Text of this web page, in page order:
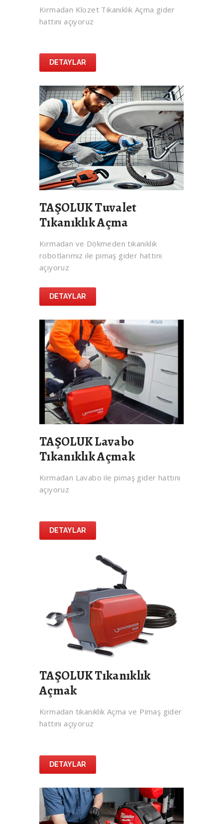
Kırmadan Klozet Tıkanıklık Açma gider
hattını açıyoruz
DETAYLAR
TAŞOLUK Tuvalet
Tıkanıklık Açma
Kırmadan ve Dökmeden tıkanıklık
robotlarımız ile pimaş gider hattını
açıyoruz
DETAYLAR
TAŞOLUK Lavabo
Tıkanıklık Açmak
Kırmadan Lavabo ile pimaş gider hattını
açıyoruz
DETAYLAR
TAŞOLUK Tıkanıklık
Açmak
Kırmadan tıkanıklık Açma ve Pimaş gider
hattını açıyoruz
DETAYLAR